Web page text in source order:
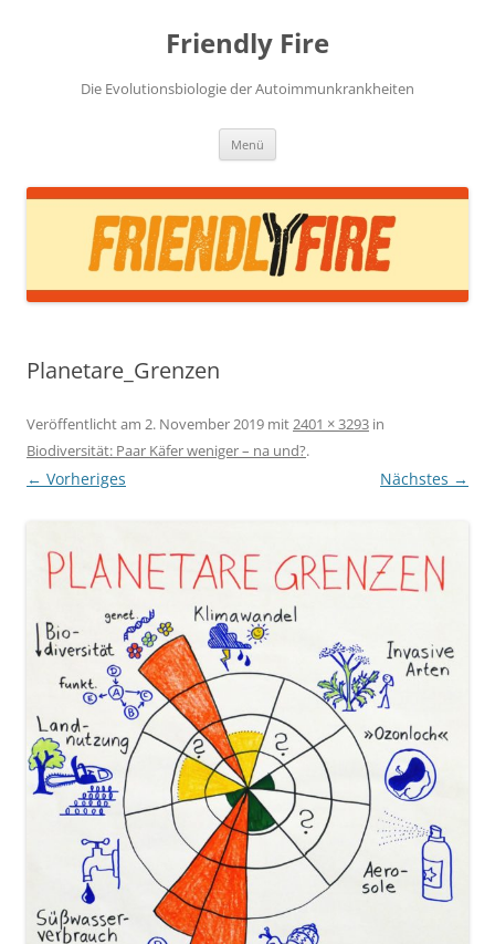
Friendly Fire
Die Evolutionsbiologie der Autoimmunkrankheiten
Menü
Planetare_Grenzen
Veröffentlicht am 2. November 2019 mit2401 × 3293 in
Biodiversität: Paar Käfer weniger – na und?.
← Vorheriges Nächstes →